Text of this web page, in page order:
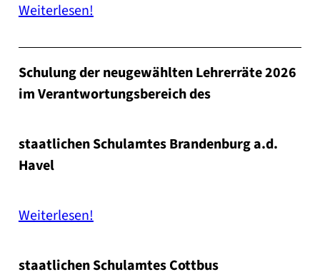
Wei­ter­le­sen!
Schu­lung der neu­ge­wähl­ten Leh­rer­rä­te 2026
im Ver­ant­wor­tungs­be­reich des
staat­li­chen Schul­am­tes Bran­den­burga.d.
Havel
Wei­ter­le­sen!
staat­li­chen Schul­am­tes Cott­bus